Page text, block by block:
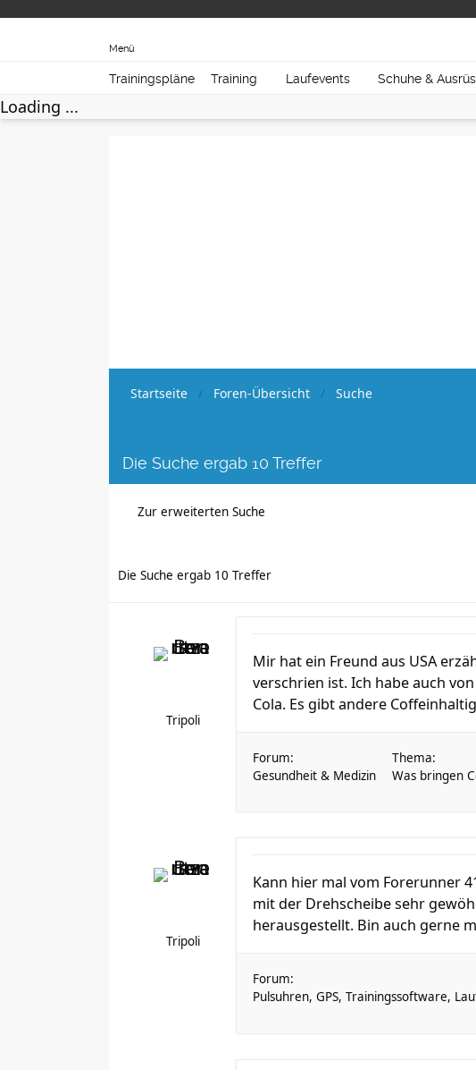
Menü
Trainingspläne Training Laufevents Schuhe &
Loading ...
Startseite Foren-Übersicht Suche
Die Suche ergab 10 Treffer
Zur erweiterten Suche
Die Suche ergab 10 Treffer
Tripoli
Mir hat ein Freund aus USA
verschrien ist. Ich habe auch
Cola. Es gibt andere
Forum:
Gesundheit & Medizin
Thema:
Was bringen
Tripoli
Kann hier mal vom Forerunner
mit der Drehscheibe sehr
herausgestellt. Bin auch gerne
Forum:
Pulsuhren, GPS, Trainingssoftware,